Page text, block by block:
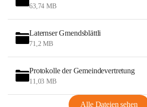
63,74 MB
Laternser Gmendsblättli
71,2 MB
Protokolle der Gemeindevertretung
11,03 MB
Alle Dateien sehen